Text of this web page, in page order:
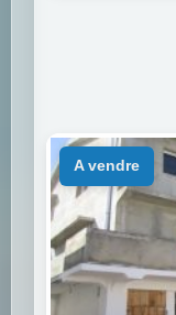
a vendre